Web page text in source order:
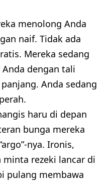
menolong Anda
naif. Tidak ada
Mereka sedang
dengan tali
Anda sedang
haru di depan
bunga mereka
nya. Ironis,
minta rezeki lancar di
pulang membawa